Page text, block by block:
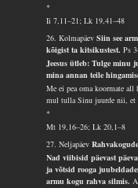
*
Ii 7,11–21; Lk 19,41–48
26. KolmapäevSiin see
kõigist ta kitsikustest.Ps
Jeesus ütleb: Tulge minu
mina annan teile
Me ei pea oma koormate all
mul tulla Sinu juurde nii, et
*
Mt 19,16–26; Lk 20,1–8
27. Neljapäev
Nad viibisid päevast
ja võtsid rooga
armu kogu rahva silmis.